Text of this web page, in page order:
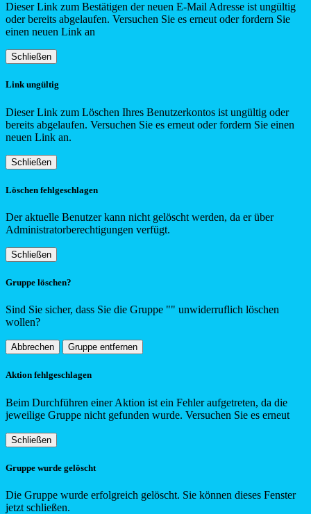
Dieser Link zum Bestätigen der neuen E-Mail Adresse ist ungültig
oder bereits abgelaufen. Versuchen Sie es erneut oder fordern Sie
einen neuen Link an
Schließen
Link ungültig
Dieser Link zum Löschen Ihres Benutzerkontos ist ungültig oder
bereits abgelaufen. Versuchen Sie es erneut oder fordern Sie einen
neuen Link an.
Schließen
Löschen fehlgeschlagen
Der aktuelle Benutzer kann nicht gelöscht werden, da er über
Administratorberechtigungen verfügt.
Schließen
Gruppe löschen?
Sind Sie sicher, dass Sie die Gruppe "" unwiderruflich löschen
wollen?
Abbrechen Gruppe entfernen
Aktion fehlgeschlagen
Beim Durchführen einer Aktion ist ein Fehler aufgetreten, da die
jeweilige Gruppe nicht gefunden wurde. Versuchen Sie es erneut
Schließen
Gruppe wurde gelöscht
Die Gruppe wurde erfolgreich gelöscht. Sie können dieses Fenster
jetzt schließen.